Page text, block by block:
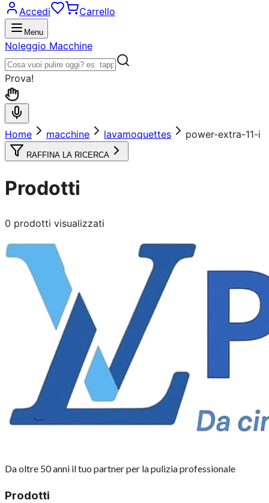
Accedi
Carrello
Menu
Noleggio Macchine
Prova!
Home macchine lavamoquettes power-extra-11-i
RAFFINA LA RICERCA
Prodotti
0 prodotti visualizzati
Da oltre 50 anni il tuo partner per la pulizia professionale
Prodotti